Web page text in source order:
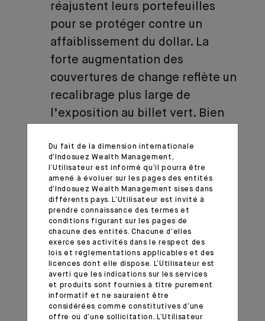
réajustent leurs portefeuilles
pour se protéger contre un
affaiblissement du dollar. La
forte augmentation des
couvertures de change reflète un
recalibrage plus large de
l’exposition au billet vert. Bien
attractifs, les investisseurs
recalibrent leur approche afin
d’atténuer le risque de change. Il
faut s’attendre à ce que cette
tendance s’accélère en 2026, à
mesure que les portefeuilles
mondiaux continuent d’évoluer.
DÉFICITS OU
Du fait de la dimension internationale
d’Indosuez Wealth Management,
l’Utilisateur est informé qu’il pourra être
amené à évoluer sur les pages des entités
d’Indosuez Wealth Management sises dans
différents pays. L’Utilisateur est invité à
prendre connaissance des termes et
conditions figurant sur les pages de
chacune des entités. Chacune d’elles
exerce ses activités dans le respect des
lois et réglementations applicables et des
licences dont elle dispose. L’Utilisateur est
averti que les indications sur les services
et produits sont fournies à titre purement
informatif et ne sauraient être
considérées comme constitutives d’une
offre ou d’une sollicitation. L’Utilisateur